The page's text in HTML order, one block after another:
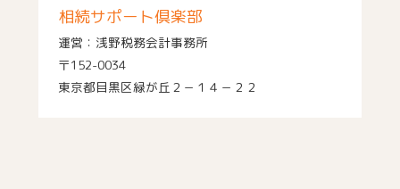
相続サポート倶楽部
運営：浅野税務会計事務所
〒152-0034
東京都目黒区緑が丘２－１４－２２